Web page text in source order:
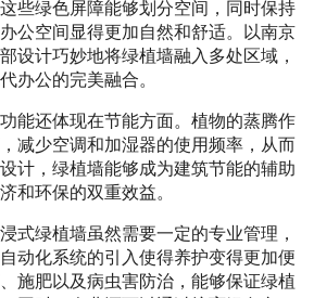
些绿色屏障能够划分空间，同时保持
公空间显得更加自然和舒适。以南京
设计巧妙地将绿植墙融入多处区域，
办公的完美融合。
能还体现在节能方面。植物的蒸腾作
减少空调和加湿器的使用频率，从而
计，绿植墙能够成为建筑节能的辅助
和环保的双重效益。
式绿植墙虽然需要一定的专业管理，
动化系统的引入使得养护变得更加便
施肥以及病虫害防治，能够保证绿植